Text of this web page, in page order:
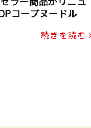
コープヌードル
続きを読む